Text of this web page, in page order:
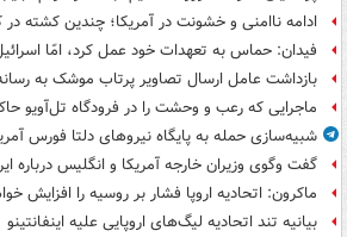
ادامه ناامنی و خشونت در آمریکا؛ چندین کشته در
فیدان: حماس به تعهدات خود عمل کرد، امّا
بازداشت عامل ارسال تصاویر پرتاب موشک به
ماجرایی که رعب و وحشت را در فرودگاه تل‌آویو
شبیه‌سازی حمله به پایگاه نیروهای دلتا فورس
گفت وگوی وزیران خارجه آمریکا و انگلیس درباره
ماکرون: اتحادیه اروپا فشار بر روسیه را افزایش
بیانیه تند اتحادیه لیگ‌های اروپایی علیه اینفانتینو